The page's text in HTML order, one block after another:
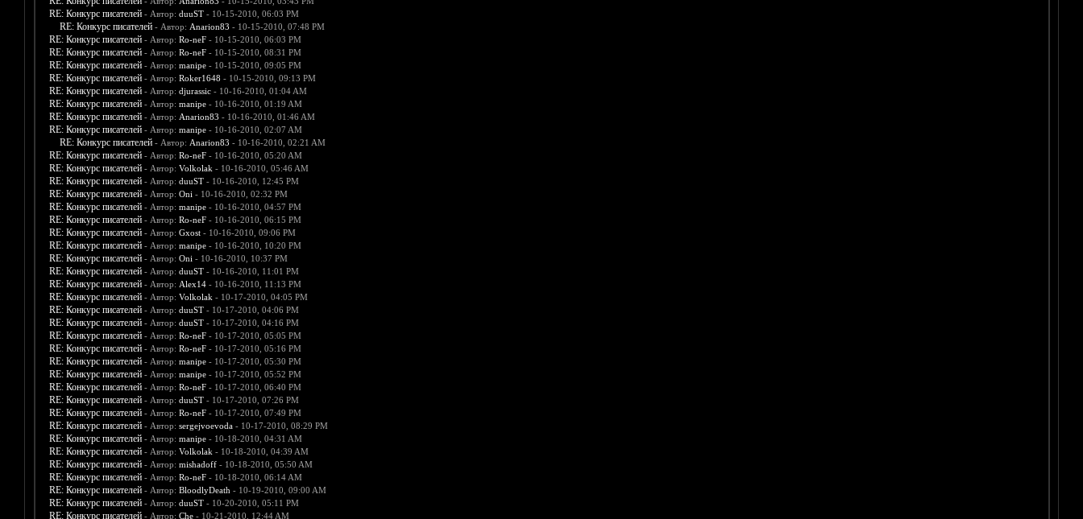
RE: Конкурс писателей - Автор: duuST- 10-15-2010, 06:03 PM
RE: Конкурс писателей - Автор: Anarion83 - 10-15-2010, 07:48 PM
RE: Конкурс писателей - Автор: Ro-neF- 10-15-2010, 06:03 PM
RE: Конкурс писателей - Автор: Ro-neF- 10-15-2010, 08:31 PM
RE: Конкурс писателей - Автор: manipe- 10-15-2010, 09:05 PM
RE: Конкурс писателей - Автор: Roker1648 - 10-15-2010, 09:13 PM
RE: Конкурс писателей - Автор: djurassic- 10-16-2010, 01:04 AM
RE: Конкурс писателей - Автор: manipe- 10-16-2010, 01:19 AM
RE: Конкурс писателей - Автор: Anarion83 - 10-16-2010, 01:46 AM
RE: Конкурс писателей - Автор: manipe- 10-16-2010, 02:07 AM
RE: Конкурс писателей - Автор: Anarion83 - 10-16-2010, 02:21 AM
RE: Конкурс писателей - Автор: Ro-neF- 10-16-2010, 05:20 AM
RE: Конкурс писателей - Автор: Volkolak - 10-16-2010, 05:46 AM
RE: Конкурс писателей - Автор: duuST- 10-16-2010, 12:45 PM
RE: Конкурс писателей - Автор: Oni - 10-16-2010, 02:32 PM
RE: Конкурс писателей - Автор: manipe- 10-16-2010, 04:57 PM
RE: Конкурс писателей - Автор: Ro-neF- 10-16-2010, 06:15 PM
RE: Конкурс писателей - Автор: Gxost- 10-16-2010, 09:06 PM
RE: Конкурс писателей - Автор: manipe- 10-16-2010, 10:20 PM
RE: Конкурс писателей - Автор: Oni - 10-16-2010, 10:37 PM
RE: Конкурс писателей - Автор: duuST- 10-16-2010, 11:01 PM
RE: Конкурс писателей - Автор: Alex14- 10-16-2010, 11:13 PM
RE: Конкурс писателей - Автор: Volkolak - 10-17-2010, 04:05 PM
RE: Конкурс писателей - Автор: duuST- 10-17-2010, 04:06 PM
RE: Конкурс писателей - Автор: duuST- 10-17-2010, 04:16 PM
RE: Конкурс писателей - Автор: Ro-neF- 10-17-2010, 05:05 PM
RE: Конкурс писателей - Автор: Ro-neF- 10-17-2010, 05:16 PM
RE: Конкурс писателей - Автор: manipe- 10-17-2010, 05:30 PM
RE: Конкурс писателей - Автор: manipe- 10-17-2010, 05:52 PM
RE: Конкурс писателей - Автор: Ro-neF- 10-17-2010, 06:40 PM
RE: Конкурс писателей - Автор: duuST- 10-17-2010, 07:26 PM
RE: Конкурс писателей - Автор: Ro-neF- 10-17-2010, 07:49 PM
RE: Конкурс писателей - Автор: sergejvoevoda- 10-17-2010, 08:29 PM
RE: Конкурс писателей - Автор: manipe- 10-18-2010, 04:31 AM
RE: Конкурс писателей - Автор: Volkolak - 10-18-2010, 04:39 AM
RE: Конкурс писателей - Автор: mishadoff- 10-18-2010, 05:50 AM
RE: Конкурс писателей - Автор: Ro-neF- 10-18-2010, 06:14 AM
RE: Конкурс писателей - Автор: BloodlyDeath - 10-19-2010, 09:00 AM
RE: Конкурс писателей - Автор: duuST- 10-20-2010, 05:11 PM
RE: Конкурс писателей - Автор: Che- 10-21-2010, 12:44 AM